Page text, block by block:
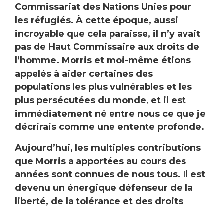
Commissariat des Nations Unies pour
les réfugiés. À cette époque, aussi
incroyable que cela paraisse, il n’y avait
pas de Haut Commissaire aux droits de
l’homme. Morris et moi-même étions
appelés à aider certaines des
populations les plus vulnérables et les
plus persécutées du monde, et il est
immédiatement né entre nous ce que je
décrirais comme une entente profonde.
Aujourd’hui, les multiples contributions
que Morris a apportées au cours des
années sont connues de nous tous. Il est
devenu un énergique défenseur de la
liberté, de la tolérance et des droits